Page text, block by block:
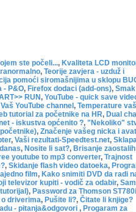
ste počeli..., Kvaliteta LCD
, Teorije zavjera - uzduž i
pomoći siromašnijima u sklopu
- P&O, Firefox dodaci (add-ons), Smak
RUN, YouTube - quick save
Vaš YouTube channel , Temperature
tutorial za početnike na HR, Dual
- iskustva općenito ?, "Nekoliko"
, Značenje vašeg nicka i
, Vaši rezultati-Speedtest.net,
, Nosite li sat?, Brisanje zaostalih
youtube to mp3 converter, Trajnost
, Skidanje flash video datoeka,
film, Kako snimiti DVD da radi
televizor kupiti - vodič za odabir,
, Password za Thomson
o driverima, Pušite li?, Čitate li knjige?
- pitanja&odgovori , Progaram za